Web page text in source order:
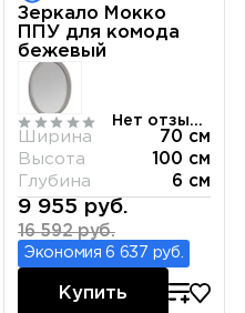
Зеркало Мокко
ППУ для комода
бежевый
Нет отзывов
Ширина
70 см
Высота
100 см
Глубина
6 см
9 955 руб.
16 592 руб.
Экономия 6 637 руб.
Купить